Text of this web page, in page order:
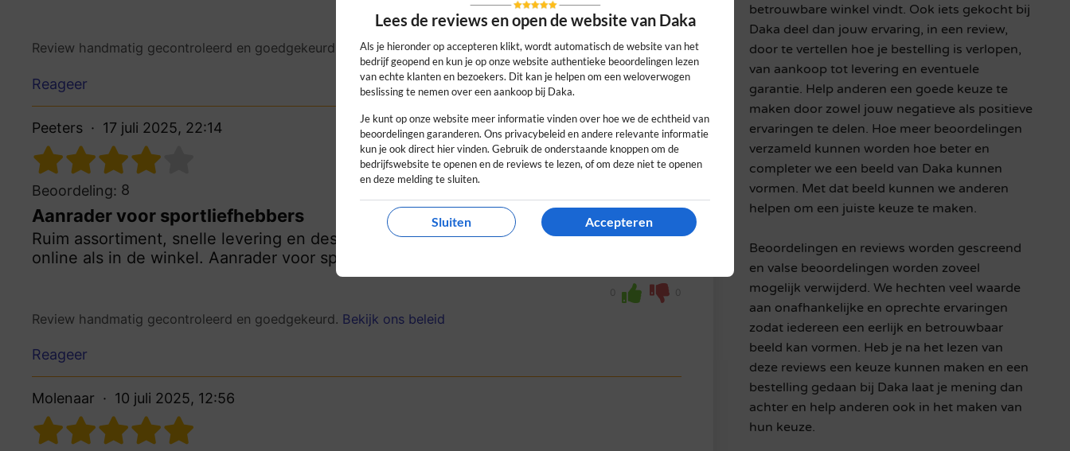
0 0
Review handmatig gecontroleerd en goedgekeurd. Bekijk ons beleid
Reageer
Peeters 17 juli 2025, 22:14
Beoordeling: 8
Aanrader voor sportliefhebbers
Ruim assortiment, snelle levering en deskundig advies. Prettige ervaring, zowel
online als in de winkel. Aanrader voor sportliefhebbers die kwaliteit zoeken.
0 0
Review handmatig gecontroleerd en goedgekeurd. Bekijk ons beleid
Reageer
Molenaar 10 juli 2025, 12:56
betrouwbare winkel vindt. Ook iets gekocht bij
Daka deel dan jouw ervaring, in een review,
door te vertellen hoe je bestelling is verlopen,
van aankoop tot levering en eventuele
garantie. Help anderen een goede keuze te
maken door zowel jouw negatieve als positieve
ervaringen te delen. Hoe meer beoordelingen
verzameld kunnen worden hoe beter en
completer we een beeld van Daka kunnen
vormen. Met dat beeld kunnen we anderen
helpen om een juiste keuze te maken.
Beoordelingen en reviews worden gescreend
en valse beoordelingen worden zoveel
mogelijk verwijderd. We hechten veel waarde
aan onafhankelijke en oprechte ervaringen
zodat iedereen een eerlijk en betrouwbaar
beeld kan vormen. Heb je na het lezen van
deze reviews een keuze kunnen maken en een
bestelling gedaan bij Daka laat je mening dan
achter en help anderen ook in het maken van
hun keuze.
Lees de reviews en open de website van Daka
Als je hieronder op accepteren klikt, wordt automatisch de website van het
bedrijf geopend en kun je op onze website authentieke beoordelingen lezen
van echte klanten en bezoekers. Dit kan je helpen om een weloverwogen
beslissing te nemen over een aankoop bij Daka.
Je kunt op onze website meer informatie vinden over hoe we de echtheid van
beoordelingen garanderen. Ons privacybeleid en andere relevante informatie
kun je ook direct hier vinden. Gebruik de onderstaande knoppen om de
bedrijfswebsite te openen en de reviews te lezen, of om deze niet te openen
en deze melding te sluiten.
Sluiten Accepteren